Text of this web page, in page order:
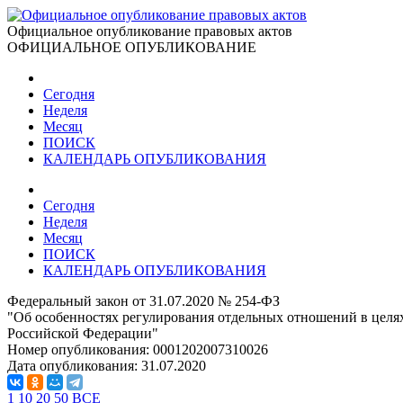
Официальное опубликование правовых актов
ОФИЦИАЛЬНОЕ ОПУБЛИКОВАНИЕ
Сегодня
Неделя
Месяц
ПОИСК
КАЛЕНДАРЬ ОПУБЛИКОВАНИЯ
Сегодня
Неделя
Месяц
ПОИСК
КАЛЕНДАРЬ ОПУБЛИКОВАНИЯ
Федеральный закон от 31.07.2020 № 254-ФЗ
"Об особенностях регулирования отдельных отношений в
Российской Федерации"
Номер опубликования: 0001202007310026
Дата опубликования: 31.07.2020
1 10 20 50 ВСЕ